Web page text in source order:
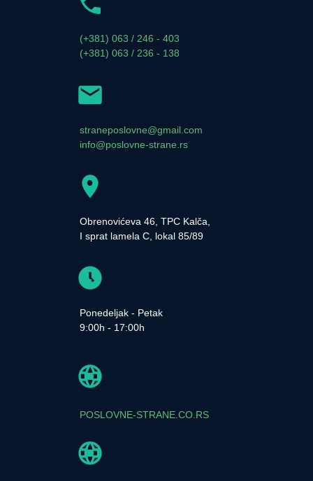
(+381) 063 / 246 - 403
(+381) 063 / 236 - 138
straneposlovne@gmail.com
info@poslovne-strane.rs
Obrenovićeva 46, TPC Kalča,
I sprat lamela C, lokal 85/89
Ponedeljak - Petak
9:00h - 17:00h
POSLOVNE-STRANE.CO.RS